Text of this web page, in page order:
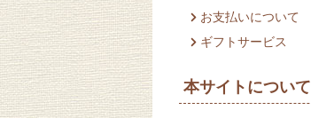
お支払いについて
ギフトサービス
本サイトについて